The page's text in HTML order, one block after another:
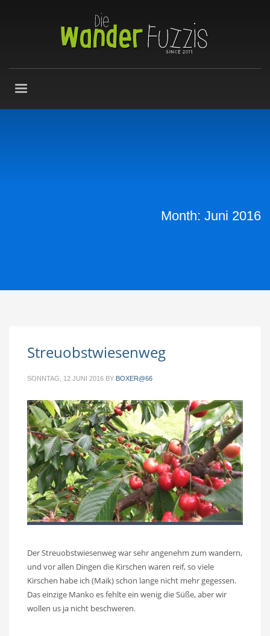
Month: Juni 2016
Streuobstwiesenweg
SONNTAG, 12 JUNI 2016 BY BOXER@66
Der Streuobstwiesenweg war sehr angenehm zum wandern,
und vor allen Dingen die Kirschen waren reif, so viele
Kirschen habe ich (Maik) schon lange nicht mehr gegessen.
Das einzige Manko es fehlte ein wenig die Süße, aber wir
wollen us ja nicht beschweren.